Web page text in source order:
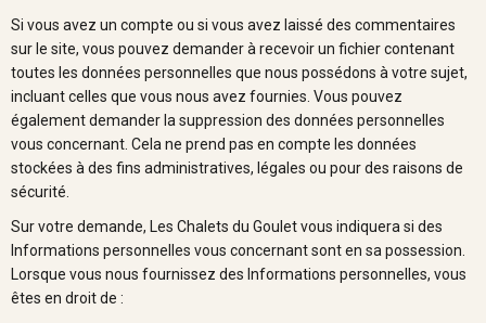
Si vous avez un compte ou si vous avez laissé des commentaires
sur le site, vous pouvez demander à recevoir un fichier contenant
toutes les données personnelles que nous possédons à votre sujet,
incluant celles que vous nous avez fournies. Vous pouvez
également demander la suppression des données personnelles
vous concernant. Cela ne prend pas en compte les données
stockées à des fins administratives, légales ou pour des raisons de
sécurité.
Sur votre demande, Les Chalets du Goulet vous indiquera si des
Informations personnelles vous concernant sont en sa possession.
Lorsque vous nous fournissez des Informations personnelles, vous
êtes en droit de :